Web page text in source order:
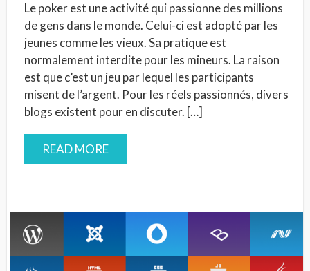
Le poker est une activité qui passionne des millions
de gens dans le monde. Celui-ci est adopté par les
jeunes comme les vieux. Sa pratique est
normalement interdite pour les mineurs. La raison
est que c’est un jeu par lequel les participants
misent de l’argent. Pour les réels passionnés, divers
blogs existent pour en discuter. […]
READ MORE